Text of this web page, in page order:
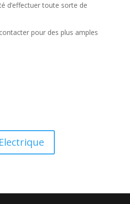
d’effectuer toute sorte de
pour des plus amples
Electrique